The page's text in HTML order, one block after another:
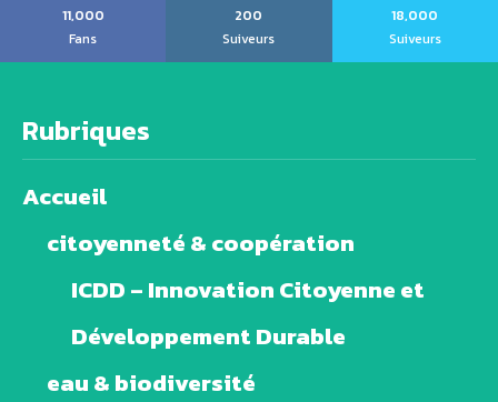
11,000
Fans
200
Suiveurs
18,000
Suiveurs
Rubriques
Accueil
citoyenneté & coopération
ICDD – Innovation Citoyenne et
Développement Durable
eau & biodiversité